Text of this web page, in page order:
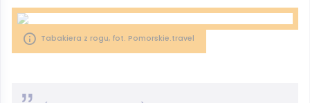
Tabakiera z rogu, fot. Pomorskie.travel